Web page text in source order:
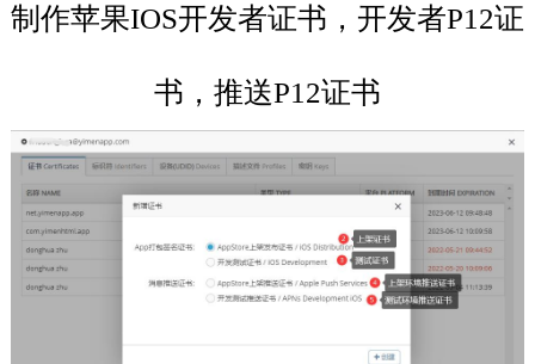
制作苹果IOS开发者证书，开发者P12证
书，推送P12证书